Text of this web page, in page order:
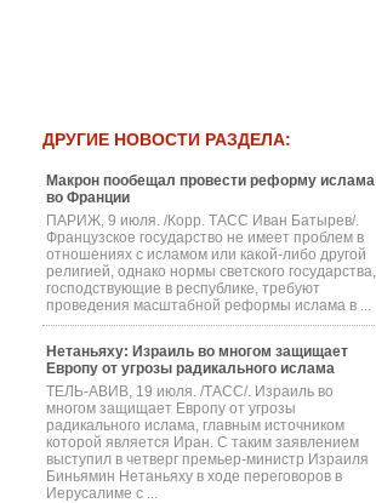
ДРУГИЕ НОВОСТИ РАЗДЕЛА:
Макрон пообещал провести реформу ислама
во Франции
ПАРИЖ, 9 июля. /Корр. ТАСС Иван Батырев/.
Французское государство не имеет проблем в
отношениях с исламом или какой-либо другой
религией, однако нормы светского государства,
господствующие в республике, требуют
проведения масштабной реформы ислама в ...
Нетаньяху: Израиль во многом защищает
Европу от угрозы радикального ислама
ТЕЛЬ-АВИВ, 19 июля. /ТАСС/. Израиль во
многом защищает Европу от угрозы
радикального ислама, главным источником
которой является Иран. С таким заявлением
выступил в четверг премьер-министр Израиля
Биньямин Нетаньяху в ходе переговоров в
Иерусалиме с ...